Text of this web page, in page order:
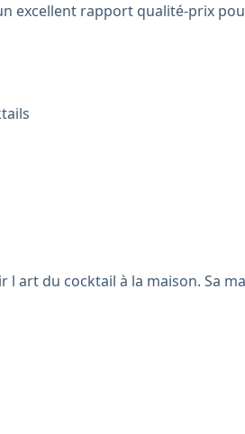
excellent rapport qualité-prix
l art du cocktail à la maison. Sa